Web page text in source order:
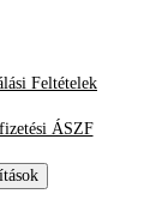
Feltételek
ÁSZF